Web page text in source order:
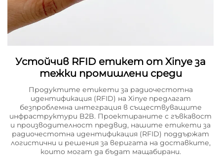
Устойчив RFID етикет от Xinye за
тежки промишлени среди
Продуктите етикети за радиочестотна
идентификация (RFID) на Xinye предлагат
безпроблемна интеграция в съществуващите
инфраструктури B2B. Проектираните с гъвкавост
и производителност предвид, нашите етикети за
радиочестотна идентификация (RFID) поддържат
логистични и решения за веригата на доставките,
които могат да бъдат мащабирани.